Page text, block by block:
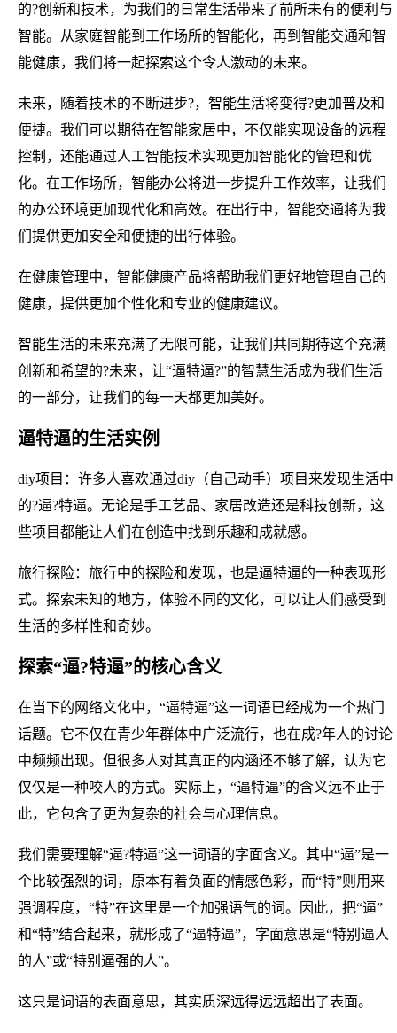
的?创新和技术，为我们的日常生活带来了前所未有的便利与
智能。从家庭智能到工作场所的智能化，再到智能交通和智
能健康，我们将一起探索这个令人激动的未来。
未来，随着技术的不断进步?，智能生活将变得?更加普及和
便捷。我们可以期待在智能家居中，不仅能实现设备的远程
控制，还能通过人工智能技术实现更加智能化的管理和优
化。在工作场所，智能办公将进一步提升工作效率，让我们
的办公环境更加现代化和高效。在出行中，智能交通将为我
们提供更加安全和便捷的出行体验。
在健康管理中，智能健康产品将帮助我们更好地管理自己的
健康，提供更加个性化和专业的健康建议。
智能生活的未来充满了无限可能，让我们共同期待这个充满
创新和希望的?未来，让“逼特逼?”的智慧生活成为我们生活
的一部分，让我们的每一天都更加美好。
逼特逼的生活实例
diy项目：许多人喜欢通过diy（自己动手）项目来发现生活中
的?逼?特逼。无论是手工艺品、家居改造还是科技创新，这
些项目都能让人们在创造中找到乐趣和成就感。
旅行探险：旅行中的探险和发现，也是逼特逼的一种表现形
式。探索未知的地方，体验不同的文化，可以让人们感受到
生活的多样性和奇妙。
探索“逼?特逼”的核心含义
在当下的网络文化中，“逼特逼”这一词语已经成为一个热门
话题。它不仅在青少年群体中广泛流行，也在成?年人的讨论
中频频出现。但很多人对其真正的内涵还不够了解，认为它
仅仅是一种咬人的方式。实际上，“逼特逼”的含义远不止于
此，它包含了更为复杂的社会与心理信息。
我们需要理解“逼?特逼”这一词语的字面含义。其中“逼”是一
个比较强烈的词，原本有着负面的情感色彩，而“特”则用来
强调程度，“特”在这里是一个加强语气的词。因此，把“逼”
和“特”结合起来，就形成了“逼特逼”，字面意思是“特别逼人
的人”或“特别逼强的人”。
这只是词语的表面意思，其实质深远得远远超出了表面。